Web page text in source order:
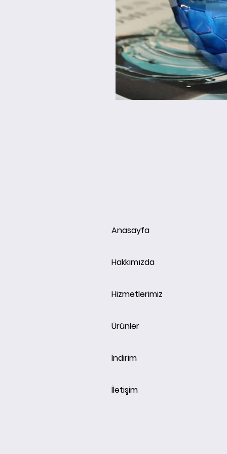
Anasayfa
Hakkımızda
Hizmetlerimiz
Ürünler
İndirim
İletişim